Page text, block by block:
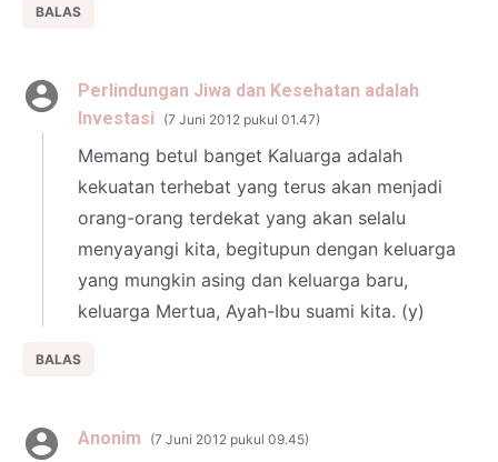
BALAS
Perlindungan Jiwa dan Kesehatan adalah
Investasi
7 Juni 2012 pukul 01.47
Memang betul banget Kaluarga adalah
kekuatan terhebat yang terus akan menjadi
orang-orang terdekat yang akan selalu
menyayangi kita, begitupun dengan keluarga
yang mungkin asing dan keluarga baru,
keluarga Mertua, Ayah-Ibu suami kita. (y)
BALAS
Anonim 7 Juni 2012 pukul 09.45